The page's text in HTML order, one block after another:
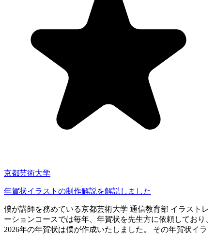
京都芸術大学
年賀状イラストの制作解説を解説しました
僕が講師を務めている京都芸術大学 通信教育部 イラストレ
ーションコースでは毎年、年賀状を先生方に依頼しており、
2026年の年賀状は僕が作成いたしました。 その年賀状イラ